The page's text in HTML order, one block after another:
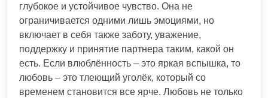
глубокое и устойчивое чувство. Она не
ограничивается одними лишь эмоциями, но
включает в себя также заботу, уважение,
поддержку и принятие партнера таким, какой он
есть. Если влюблённость – это яркая вспышка, то
любовь – это тлеющий уголёк, который со
временем становится все ярче. Любовь не только